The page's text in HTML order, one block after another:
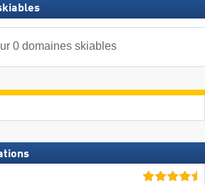
0 domaines skiables